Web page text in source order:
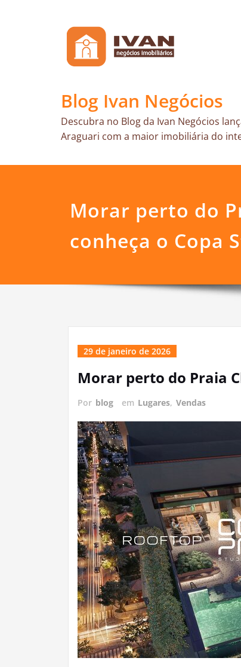
Blog Ivan Negócios
Descubra no Blog da Ivan Negócios
Araguari com a maior imobiliária do
Morar perto do
conheça o Copa
29 de janeiro de 2026
Morar perto do Praia
Por blog em Lugares, Vendas